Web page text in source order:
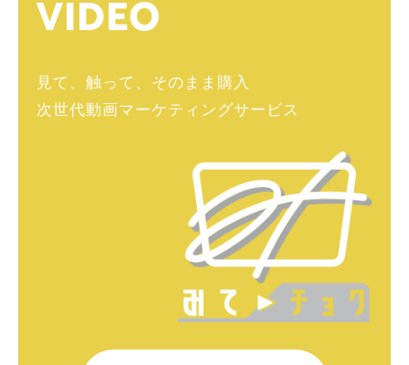
VIDEO
見て、触って、そのまま購入
次世代動画マーケティングサービス